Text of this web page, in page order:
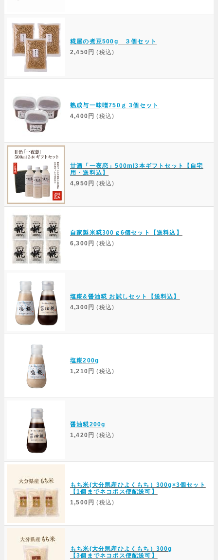
糀屋の煮豆500g ３個セット
2,450円 (税込)
熟成与一味噌750ｇ 3個セット
4,400円 (税込)
甘酒「一夜恋」500ml3本ギフトセット【自宅
用・送料込】
4,950円 (税込)
自家製米糀300ｇ6個セット【送料込】
6,300円 (税込)
塩糀&醤油糀 お試しセット【送料込】
4,300円 (税込)
塩糀200g
1,210円 (税込)
醤油糀200g
1,420円 (税込)
もち米(大分県産ひよくもち）300g×3個セット
【1個までネコポス便配送可】
1,500円 (税込)
もち米(大分県産ひよくもち）300g
【3個までネコポス便配送可】